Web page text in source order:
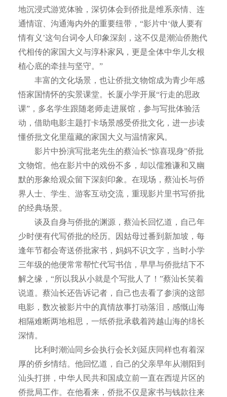
地沉浸式游览体验，深切体会到侨批是维系亲情、连
通情谊、沟通海内外的重要纽带，“影片中‘做人要有
情有义’这句台词令人印象深刻，这不仅是潮汕侨胞代
代相传的家国大义与淳朴家风，更是全体中华儿女根
植心底的牵挂与坚守。”
丰富的文化场景，也让侨批文物馆成为青少年感
悟家国情怀的实景课堂。长厦小学开展“行走的思政
课”，多名学生跟随老师走进展馆，参与写批体验活
动，借助电影主题打卡场景感受侨批文化，进一步读
懂侨批文化里蕴藏的家国大义与温情家风。
影片中扮演写批老先生的蔡汕长“惊喜现身”侨批
文物馆。他在影片中的戏份不多，却以儒雅谦和又幽
默的形象给观众留下深刻印象。在现场，蔡汕长与侨
界人士、学生、游客互动交流，重现影片里书写侨批
的经典场景。
谈及自身与侨批的渊源，蔡汕长回忆道，自己年
少时便有代写侨批的经历。因姑母过番到新加坡，每
逢年节都会寄送侨批家书，妈妈不识文字，当时小学
三年级的他便常常帮忙代写书信，早早与侨批结下不
解之缘，“所以我从小就是个写批人了！”蔡汕长笑着
说道。蔡汕长还告诉记者，自己也去看了参演的这部
电影，数次被影片中的真情故事打动落泪，感慨山海
相隔难断两地相思，一纸侨批承载着跨越山海的绵长
深情。
比利时潮汕同乡会执行会长刘延庆同样也有着深
厚的侨乡情结。他回忆道，自己的父亲早年从潮阳到
汕头打拼，中华人民共和国成立前一直在西堤片区的
侨批局工作。在他看来，侨批不仅是家书与钱款往来